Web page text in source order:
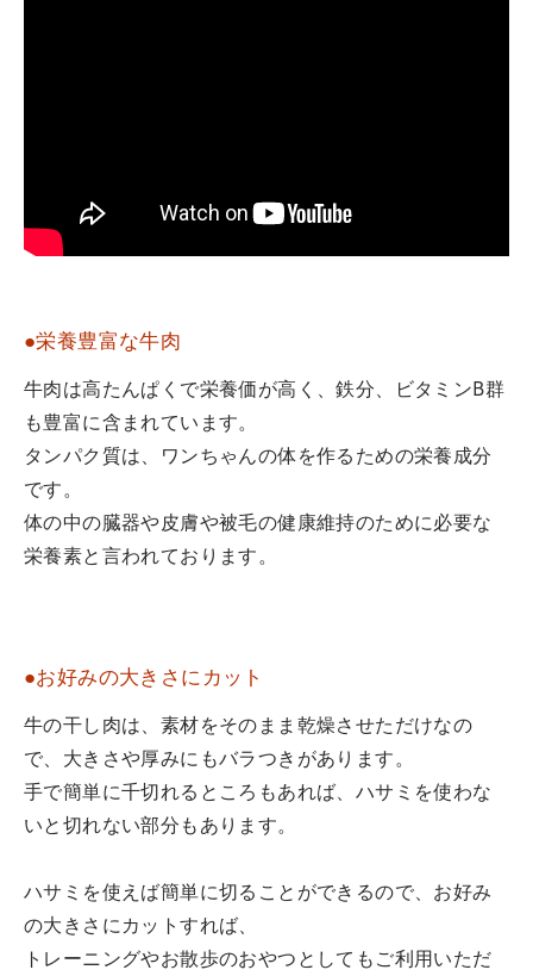
●栄養豊富な牛肉
牛肉は高たんぱくで栄養価が高く、鉄分、ビタミンB群
も豊富に含まれています。
タンパク質は、ワンちゃんの体を作るための栄養成分
です。
体の中の臓器や皮膚や被毛の健康維持のために必要な
栄養素と言われております。
●お好みの大きさにカット
牛の干し肉は、素材をそのまま乾燥させただけなの
で、大きさや厚みにもバラつきがあります。
手で簡単に千切れるところもあれば、ハサミを使わな
いと切れない部分もあります。
ハサミを使えば簡単に切ることができるので、お好み
の大きさにカットすれば、
トレーニングやお散歩のおやつとしてもご利用いただ